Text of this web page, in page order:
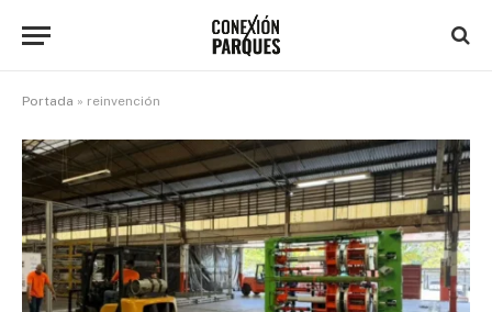
Portada » reinvención